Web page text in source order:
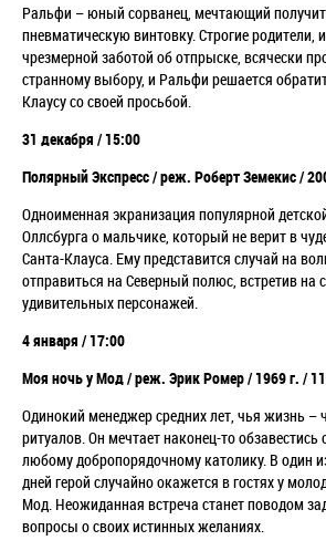
Ральфи –юный сорванец, мечтающий
пневматическую винтовку. Строгие родители,
чрезмерной заботой об отпрыске, всячески
странному выбору, и Ральфи решается
Клаусу со своей просьбой.
31 декабря / 15:00
Полярный Экспресс / реж. Роберт Земекис /
Одноименная экранизация популярной
Оллсбурга о мальчике, который не верит в
Санта-Клауса. Ему представится случай на
отправиться на Северный полюс, встретив на
удивительных персонажей.
4 января / 17:00
Моя ночь у Мод /реж. Эрик Ромер / 1969 г. /
Одинокий менеджер средних лет, чья жизнь –
ритуалов. Он мечтает наконец-то обзавестись
любому добропорядочному католику. В один
дней герой случайно окажется в гостях у
Мод. Неожиданная встреча станет поводом
вопросы о своих истинных желаниях.